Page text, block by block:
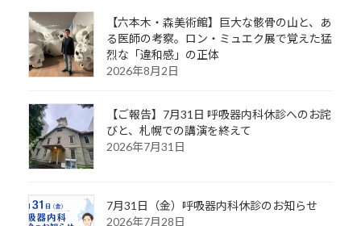
【六本木・森美術館】巨大な骸骨の山と、あ
る医師の考察。ロン・ミュエク展で覚えた猛
烈な「違和感」の正体
2026年8月2日
【ご報告】7月31日 呼吸器内科休診へのお詫
びと、札幌での講演を終えて
2026年7月31日
7月31日（金）呼吸器内科休診のお知らせ
2026年7月28日